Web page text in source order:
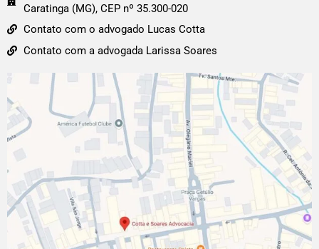
Caratinga (MG), CEP nº 35.300-020
Contato com o advogado Lucas Cotta
Contato com a advogada Larissa Soares